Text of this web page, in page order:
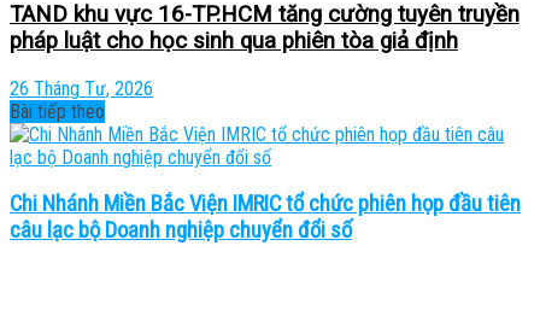
TAND khu vực 16-TP.HCM tăng cường tuyên truyền
pháp luật cho học sinh qua phiên tòa giả định
26 Tháng Tư, 2026
Bài tiếp theo
Chi Nhánh Miền Bắc Viện IMRIC tổ chức phiên họp đầu tiên
câu lạc bộ Doanh nghiệp chuyển đổi số